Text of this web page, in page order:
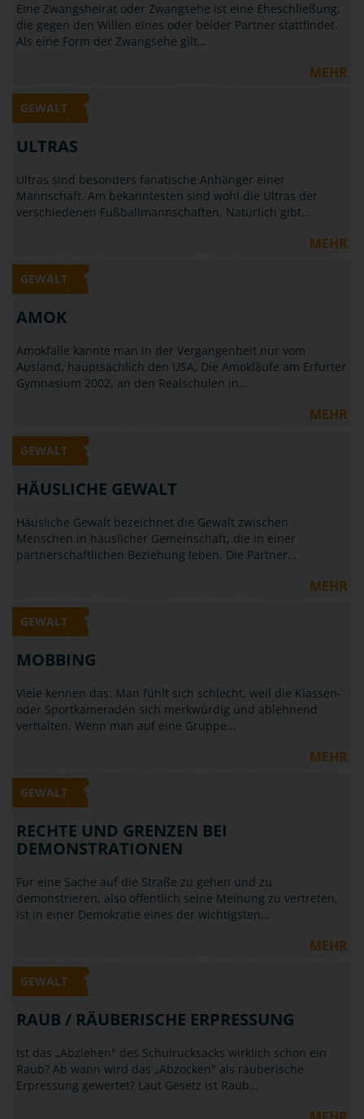
Eine Zwangsheirat oder Zwangsehe ist eine Eheschließung,
die gegen den Willen eines oder beider Partner stattfindet.
Als eine Form der Zwangsehe gilt…
MEHR
GEWALT
ULTRAS
Ultras sind besonders fanatische Anhänger einer
Mannschaft. Am bekanntesten sind wohl die Ultras der
verschiedenen Fußballmannschaften. Natürlich gibt…
MEHR
GEWALT
AMOK
Amokfälle kannte man in der Vergangenheit nur vom
Ausland, hauptsächlich den USA. Die Amokläufe am Erfurter
Gymnasium 2002, an den Realschulen in…
MEHR
GEWALT
HÄUSLICHE GEWALT
Häusliche Gewalt bezeichnet die Gewalt zwischen
Menschen in häuslicher Gemeinschaft, die in einer
partnerschaftlichen Beziehung leben. Die Partner…
MEHR
GEWALT
MOBBING
Viele kennen das: Man fühlt sich schlecht, weil die Klassen-
oder Sportkameraden sich merkwürdig und ablehnend
verhalten. Wenn man auf eine Gruppe…
MEHR
GEWALT
RECHTE UND GRENZEN BEI
DEMONSTRATIONEN
Für eine Sache auf die Straße zu gehen und zu
demonstrieren, also öffentlich seine Meinung zu vertreten,
ist in einer Demokratie eines der wichtigsten…
MEHR
GEWALT
RAUB / RÄUBERISCHE ERPRESSUNG
Ist das „Abziehen" des Schulrucksacks wirklich schon ein
Raub? Ab wann wird das „Abzocken" als räuberische
Erpressung gewertet? Laut Gesetz ist Raub…